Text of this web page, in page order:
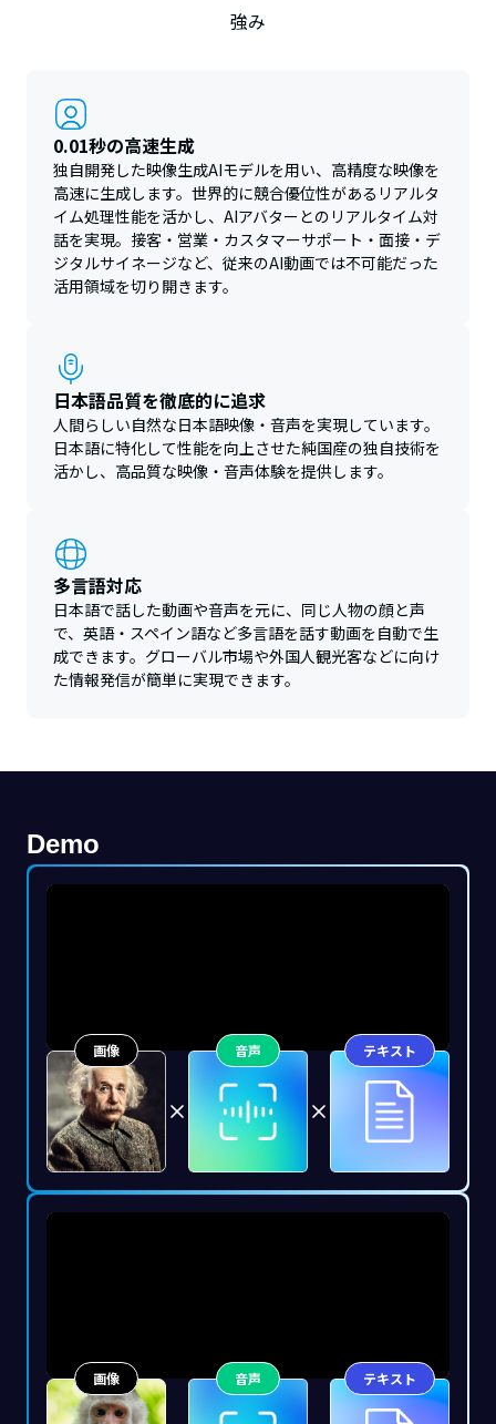
強み
0.01秒の高速生成
独自開発した映像生成AIモデルを用い、高精度な映像を
高速に生成します。世界的に競合優位性があるリアルタ
イム処理性能を活かし、AIアバターとのリアルタイム対
話を実現。接客・営業・カスタマーサポート・面接・デ
ジタルサイネージなど、従来のAI動画では不可能だった
活用領域を切り開きます。
日本語品質を徹底的に追求
人間らしい自然な日本語映像・音声を実現しています。
日本語に特化して性能を向上させた純国産の独自技術を
活かし、高品質な映像・音声体験を提供します。
多言語対応
日本語で話した動画や音声を元に、同じ人物の顔と声
で、英語・スペイン語など多言語を話す動画を自動で生
成できます。グローバル市場や外国人観光客などに向け
た情報発信が簡単に実現できます。
Demo
画像 音声 テキスト
画像 音声 テキスト